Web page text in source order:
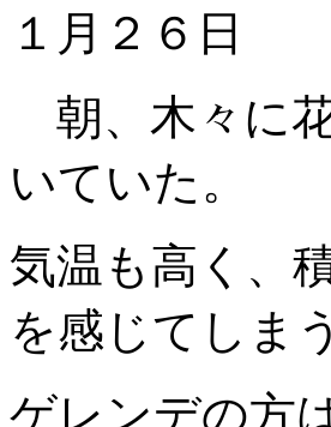
１月２６日
朝、木々に
いていた。
気温も高く、
を感じてしま
ゲレンデの方